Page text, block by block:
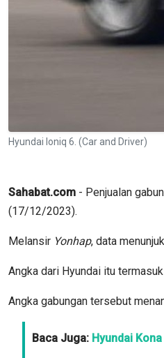
Hyundai Ioniq 6. (Car and Driver)
Sahabat.com - Penjualan
(17/12/2023).
Melansir Yonhap, data
Angka dari Hyundai itu
Angka gabungan tersebut
Baca Juga: Hyundai